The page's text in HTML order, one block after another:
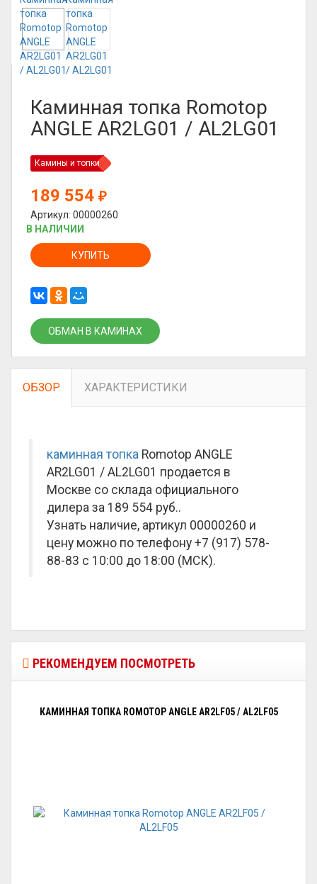
Каминная топка Romotop
ANGLE AR2LG01 / AL2LG01
Камины и топки
189 554 ₽
Артикул: 00000260
В НАЛИЧИИ
КУПИТЬ
ОБМАН В КАМИНАХ
ОБЗОР ХАРАКТЕРИСТИКИ
каминная топка Romotop ANGLE
AR2LG01 / AL2LG01 продается в
Москве со склада официального
дилера за 189 554 руб..
Узнать наличие, артикул 00000260 и
цену можно по телефону +7 (917) 578-
88-83 с 10:00 до 18:00 (МСК).
РЕКОМЕНДУЕМ ПОСМОТРЕТЬ
КАМИННАЯ ТОПКА ROMOTOP ANGLE AR2LF05 / AL2LF05